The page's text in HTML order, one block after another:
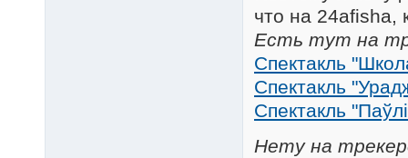
что на 24afisha,
Есть тут на
Спектакль
Спектакль
Спектакль
Нету на